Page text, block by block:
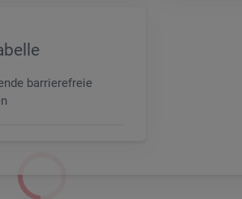
barrierefreie